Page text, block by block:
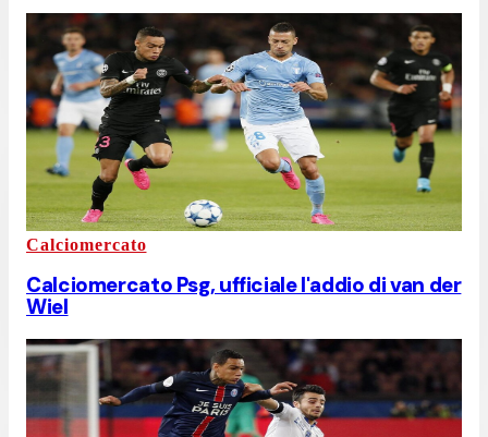
Calciomercato
Calciomercato Psg, ufficiale l'addio di van der
Wiel